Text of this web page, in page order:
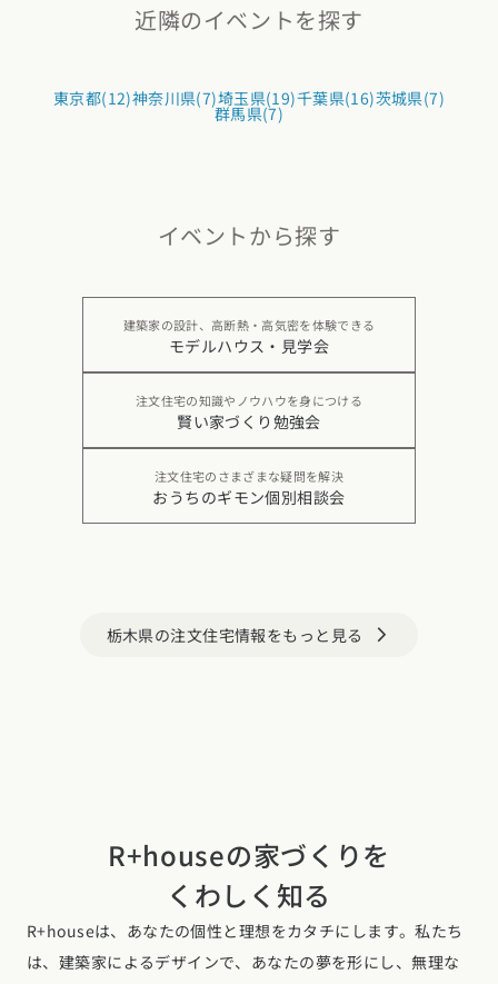
近隣のイベントを探す
東京都(12)神奈川県(7)埼玉県(19)千葉県(16)茨城県(7)
群馬県(7)
イベントから探す
建築家の設計、高断熱・高気密を体験できる
モデルハウス・見学会
注文住宅の知識やノウハウを身につける
賢い家づくり勉強会
注文住宅のさまざまな疑問を解決
おうちのギモン個別相談会
栃木県の注文住宅情報をもっと見る arrow_forward_ios
R+houseの家づくりを
くわしく知る
R+houseは、あなたの個性と理想をカタチにします。私たち
は、建築家によるデザインで、あなたの夢を形にし、無理な